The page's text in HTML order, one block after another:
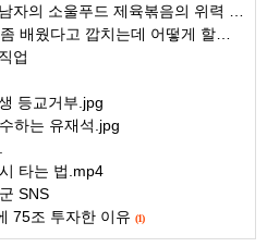
의 소울푸드 제육볶음의 위력 ㅋㅋ
웠다고 깝치는데 어떻게 할까요?
업
등교거부.jpg
하는 유재석.jpg
타는 법.mp4
SNS
75조 투자한 이유 (1)